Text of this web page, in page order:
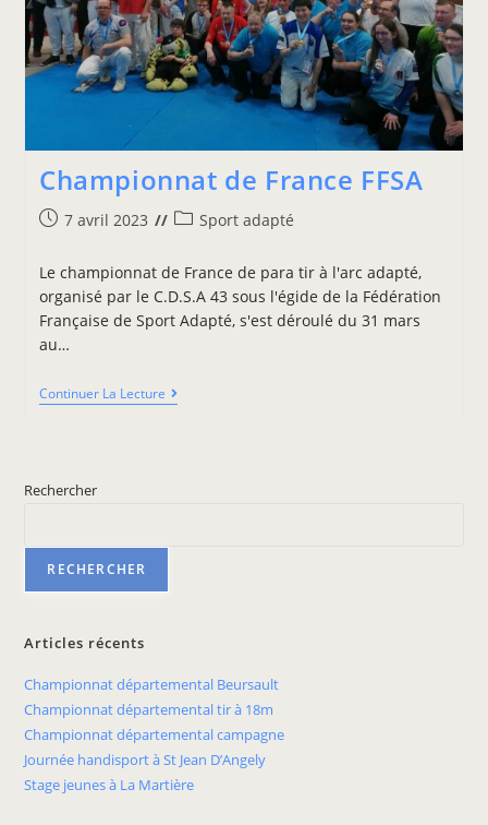
Championnat de France FFSA
7 avril 2023 Sport adapté
Le championnat de France de para tir à l'arc adapté,
organisé par le C.D.S.A 43 sous l'égide de la Fédération
Française de Sport Adapté, s'est déroulé du 31 mars
au…
Continuer La Lecture
Rechercher
RECHERCHER
Articles récents
Championnat départemental Beursault
Championnat départemental tir à 18m
Championnat départemental campagne
Journée handisport à St Jean D’Angely
Stage jeunes à La Martière